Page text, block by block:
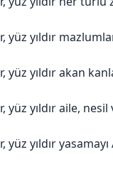
yıldır
yıldır akan
yüz yıldır aile,
yıldır